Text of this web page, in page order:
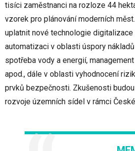
tisíci zaměstnanci na rozloze 44
vzorek pro plánování moderních
uplatnit nové technologie digitalizace
automatizaci v oblasti úspory
spotřeba vody a energií,
apod., dále v oblasti vyhodnocení
prvků bezpečnosti. Zkušenosti
rozvoje územních sídel v rámci